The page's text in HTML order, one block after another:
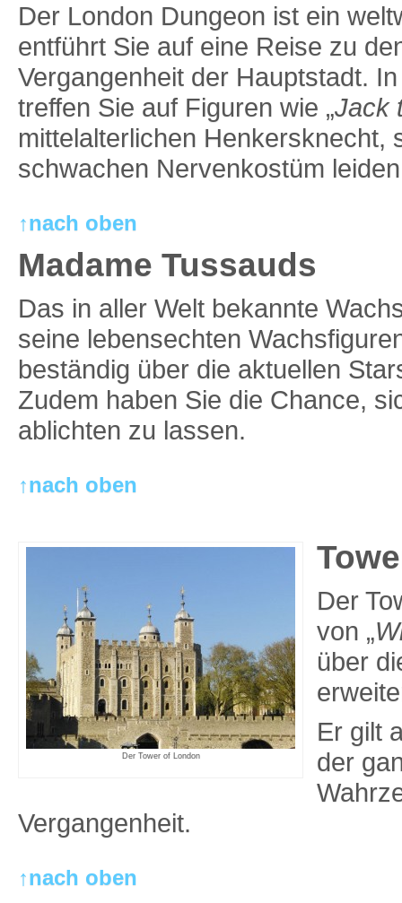
Der London Dungeon ist ein
entführt Sie auf eine Reise zu
Vergangenheit der Hauptstadt.
treffen Sie auf Figuren wie „Jack
mittelalterlichen Henkersknecht,
schwachen Nervenkostüm
↑nach oben
Madame Tussauds
Das in aller Welt bekannte
seine lebensechten
beständig über die aktuellen
Zudem haben Sie die Chance,
ablichten zu lassen.
↑nach oben
Der Tower of London
Der
von „
über
Er gilt
der
Vergangenheit.
↑nach oben